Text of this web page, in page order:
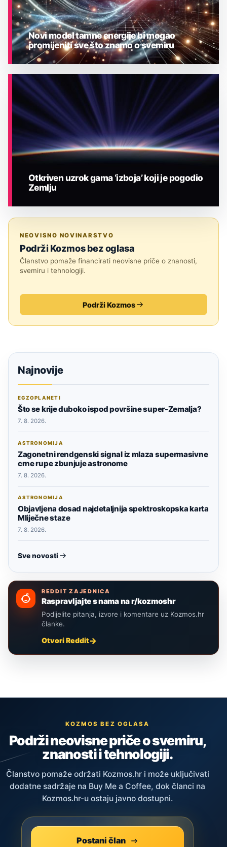
ASTRONOMIJA
Novi model tamne energije bi mogao
promijeniti sve što znamo o svemiru
Otkriven uzrok gama ‘izboja’ koji je pogodio
Zemlju
NEOVISNO NOVINARSTVO
Podrži Kozmos bez oglasa
Članstvo pomaže financirati neovisne priče o znanosti,
svemiru i tehnologiji.
Podrži Kozmos
Najnovije
EGZOPLANETI
Što se krije duboko ispod površine super-Zemalja?
7. 8. 2026.
ASTRONOMIJA
Zagonetni rendgenski signal iz mlaza supermasivne
crne rupe zbunjuje astronome
7. 8. 2026.
ASTRONOMIJA
Objavljena dosad najdetaljnija spektroskopska karta
Mliječne staze
7. 8. 2026.
Sve novosti
REDDIT ZAJEDNICA
Raspravljajte s nama na r/kozmoshr
Podijelite pitanja, izvore i komentare uz Kozmos.hr
članke.
Otvori Reddit
KOZMOS BEZ OGLASA
Podrži neovisne priče o svemiru,
znanosti i tehnologiji.
Članstvo pomaže održati Kozmos.hr i može uključivati
dodatne sadržaje na Buy Me a Coffee, dok članci na
Kozmos.hr-u ostaju javno dostupni.
Postani član